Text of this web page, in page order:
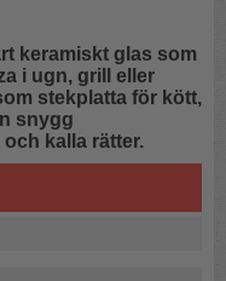
keramiskt glas som
i ugn, grill eller
stekplatta för kött,
snygg
kalla rätter.